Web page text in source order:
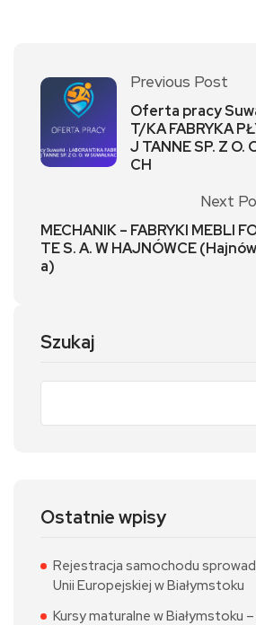
Previous Post
Oferta pracy
T/KA FABRYKA
J TANNE SP. Z O.
CH
Next
MECHANIK – FABRYKI MEBLI
TE S. A. W HAJNÓWCE
a)
Szukaj
Ostatnie wpisy
Rejestracja samochodu
Unii Europejskiej w Białymstoku
Kursy maturalne w Białymstoku